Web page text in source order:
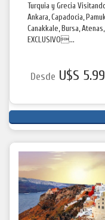
Turquia y Grecia
Ankara, Capadocia,
Canakkale, Bursa,
EXCLUSIVO...
Desde U$S